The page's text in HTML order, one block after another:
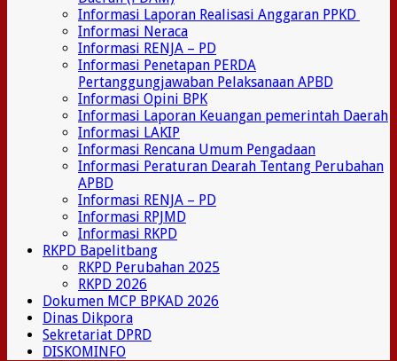
Informasi Laporan Realisasi Anggaran PPKD
Informasi Neraca
Informasi RENJA – PD
Informasi Penetapan PERDA
Pertanggungjawaban Pelaksanaan APBD
Informasi Opini BPK
Informasi Laporan Keuangan pemerintah Daerah
Informasi LAKIP
Informasi Rencana Umum Pengadaan
Informasi Peraturan Dearah Tentang Perubahan
APBD
Informasi RENJA – PD
Informasi RPJMD
Informasi RKPD
RKPD Bapelitbang
RKPD Perubahan 2025
RKPD 2026
Dokumen MCP BPKAD 2026
Dinas Dikpora
Sekretariat DPRD
DISKOMINFO